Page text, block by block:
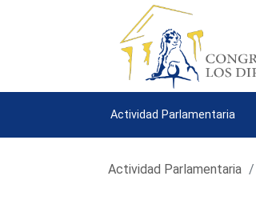
Actividad Parlamentaria
Actividad Parlamentaria